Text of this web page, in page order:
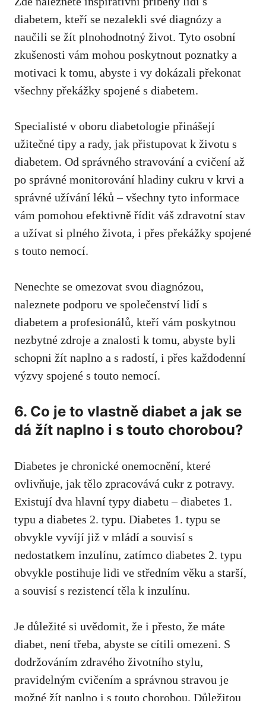
diabetem, kteří se‌ nezalekli své diagnózy a
naučili se žít plnohodnotný život. ​Tyto osobní
zkušenosti vám mohou⁣ poskytnout poznatky a
motivaci k tomu, abyste i vy dokázali překonat
všechny překážky ‍spojené s diabetem.
Specialisté v oboru diabetologie přinášejí
užitečné tipy a rady, jak přistupovat k životu s
diabetem. Od správného stravování a cvičení‍ až
po správné monitorování ​hladiny cukru v krvi a
správné užívání léků – všechny tyto informace
vám ⁤pomohou efektivně ‍řídit váš zdravotní stav
a užívat si plného života, i přes překážky spojené
s touto​ nemocí.
Nenechte se omezovat svou diagnózou,
naleznete podporu ⁣ve společenství lidí s
diabetem a profesionálů, kteří vám poskytnou⁢
nezbytné zdroje a znalosti k tomu, abyste byli
schopni žít naplno a s radostí, i přes každodenní
výzvy spojené s touto nemocí.
6. ‍Co je to vlastně ‌diabet a jak se
dá žít naplno i s⁣ touto chorobou?
Diabetes je chronické onemocnění, které
ovlivňuje, jak tělo zpracovává cukr z potravy.
Existují dva hlavní typy diabetu – diabetes 1.
typu ⁢a diabetes 2. typu. Diabetes 1.⁤ typu⁢ se
obvykle​ vyvíjí již v mládí a souvisí s
nedostatkem inzulínu, zatímco diabetes 2. ​typu
obvykle postihuje lidi ​ve středním věku a⁣ starší,
a souvisí s rezistencí těla k inzulínu.
Je důležité⁣ si uvědomit, že i přesto, že máte
diabet, není třeba, abyste se cítili omezeni. S⁣
dodržováním⁢ zdravého životního stylu,
pravidelným ⁢cvičením a správnou ‍stravou je
možné žít naplno i s touto chorobou. ⁢Důležitou